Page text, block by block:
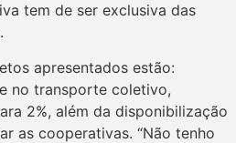
tem de ser exclusiva das
apresentados estão:
no transporte coletivo,
2%, além da disponibilização
as cooperativas. “Não tenho